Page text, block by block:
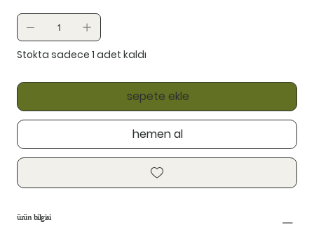
Stokta sadece 1 adet kaldı
sepete ekle
hemen al
ürün bilgisi